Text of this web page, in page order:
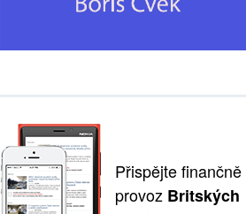
Přispějte finančně
provoz Britských